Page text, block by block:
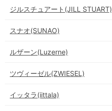
ジルスチュアート(JILL STUART)
スナオ(SUNAO)
ルザーン(Luzerne)
ツヴィーゼル(ZWIESEL)
イッタラ(iittala)